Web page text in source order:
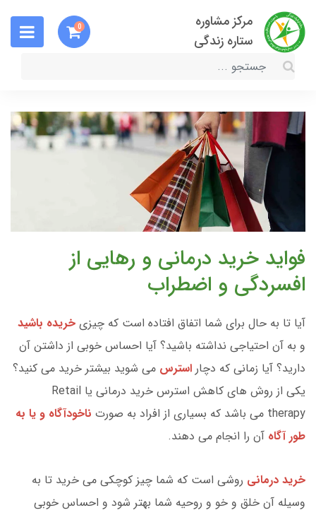
مرکز مشاوره
ستاره زندگی
0
فواید خرید درمانی و رهایی از
افسردگی و اضطراب
آیا تا به حال برای شما اتفاق افتاده است که چیزی خریده باشید
و به آن احتیاجی نداشته باشید؟ آیا احساس خوبی از داشتن آن
دارید؟ آیا زمانی که دچار استرس می شوید بیشتر خرید می کنید؟
یکی از روش های کاهش استرس خرید درمانی یا Retail
therapy می باشد که بسیاری از افراد به صورت
ناخودآگاه و یا به
طور آگاه آن را انجام می دهند.
خرید درمانی روشی است که شما چیز کوچکی می خرید تا به
وسیله آن خلق و خو و روحیه شما بهتر شود و احساس خوبی